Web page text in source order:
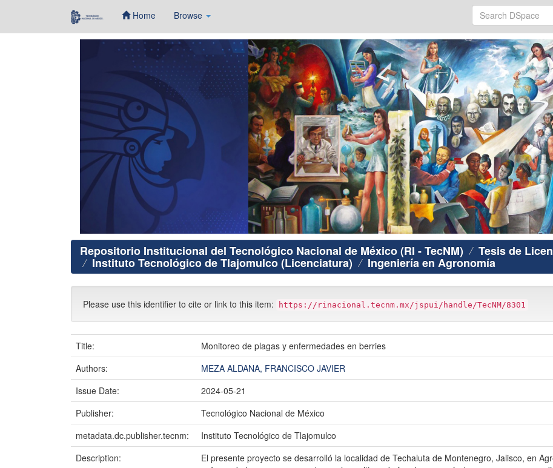
Home Browse
Repositorio Institucional del Tecnológico Nacional de México (RI - TecNM) Tesis de
Instituto Tecnológico de Tlajomulco (Licenciatura) Ingeniería en Agronomía
Please use this identifier to cite or link to this item: https://rinacional.tecnm.mx/jspui/handle/TecNM/8301
Title:
Monitoreo de plagas y enfermedades en berries
Authors:
MEZA ALDANA, FRANCISCO JAVIER
Issue Date:
2024-05-21
Publisher:
Tecnológico Nacional de México
metadata.dc.publisher.tecnm:
Instituto Tecnológico de Tlajomulco
Description:
El presente proyecto se desarrolló la localidad de Techaluta de Montenegro, Jalisco, en